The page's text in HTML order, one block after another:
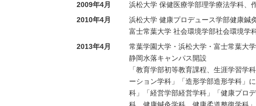
2009年4月
浜松大学 保健医療学部理学療法学科、
2010年4月
浜松大学 健康プロデュース学部健康鍼
富士常葉大学 社会環境学部社会環境学
2013年4月
常葉学園大学・浜松大学・富士常葉大
静岡水落キャンパス開設
「教育学部初等教育課程、生涯学習学
ーション学科」「造形学部造形学科」
科」「経営学部経営学科」「健康プロ